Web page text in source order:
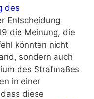
des
Entscheidung
die Meinung, die
könnten nicht
sondern auch
des Strafmaßes
in einer
diese